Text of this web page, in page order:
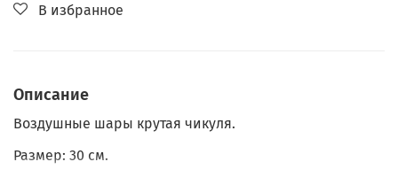
В избранное
Описание
Воздушные шары крутая чикуля.
Размер: 30 см.